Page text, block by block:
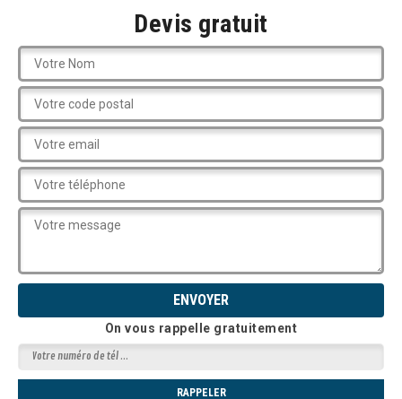
Devis gratuit
On vous rappelle gratuitement